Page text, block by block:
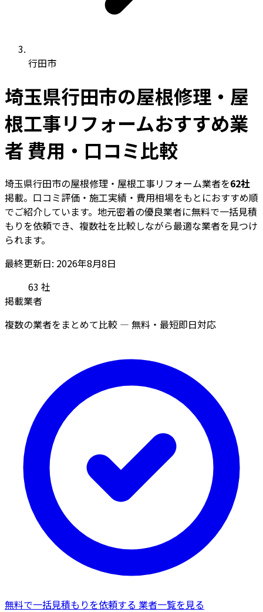
行田市
埼玉県行田市の屋根修理・屋
根工事リフォームおすすめ業
者 費用・口コミ比較
埼玉県行田市の屋根修理・屋根工事リフォーム業者を62社
掲載。口コミ評価・施工実績・費用相場をもとにおすすめ順
でご紹介しています。地元密着の優良業者に無料で一括見積
もりを依頼でき、複数社を比較しながら最適な業者を見つけ
られます。
最終更新日: 2026年8月8日
63 社
掲載業者
複数の業者をまとめて比較 — 無料・最短即日対応
無料で一括見積もりを依頼する 業者一覧を見る